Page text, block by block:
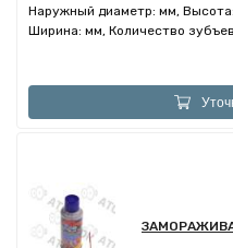
Наружный диаметр: мм,
Ширина: мм, Количество